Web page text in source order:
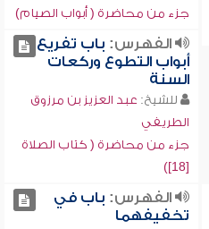
جزء من محاضرة ( أبواب الصيام)
الفهرس: باب تفريع
أبواب التطوع وركعات
السنة
للشيخ: عبد العزيز بن مرزوق
الطريفي
جزء من محاضرة ( كتاب الصلاة
[18])
الفهرس: باب في
تخفيفهما